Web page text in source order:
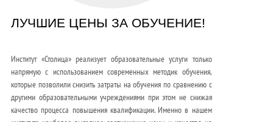
ЛУЧШИЕ ЦЕНЫ ЗА ОБУЧЕНИЕ!
Институт «Столица» реализует образовательные услуги только
напрямую с использованием современных методик обучения,
которые позволили снизить затраты на обучения по сравнению с
другими образовательными учреждениями при этом не снижая
качество процесса повышения квалификации. Именно в нашем